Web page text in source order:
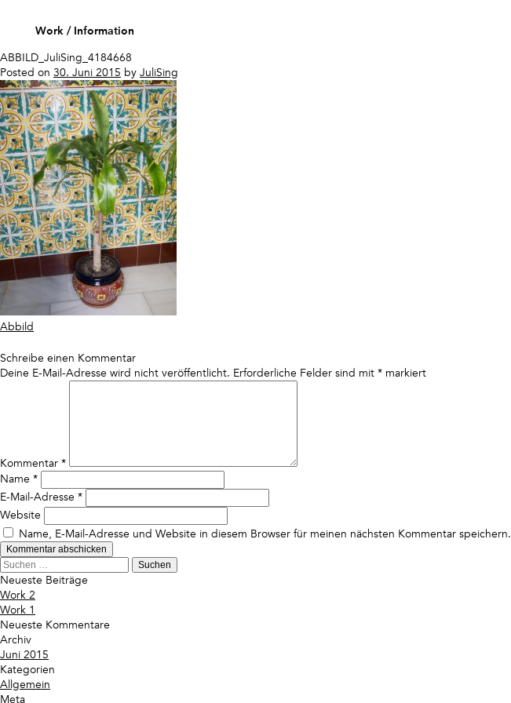
contentWork
Information
ABBILD_JuliSing_4184668
Posted on 30. Juni 2015 by JuliSing
Beitragsnavigation
Abbild
Schreibe einen Kommentar
Deine E-Mail-Adresse wird nicht veröffentlicht. Erforderliche Felder sind mit * markiert
Kommentar *
Name *
E-Mail-Adresse *
Website
Name, E-Mail-Adresse und Website in diesem Browser für meinen nächsten Kommentar speichern.
Suchen
nach:
Neueste Beiträge
Work 2
Work 1
Neueste Kommentare
Archiv
Juni 2015
Kategorien
Allgemein
Meta